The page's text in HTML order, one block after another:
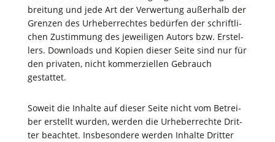
brei­tung und jede Art der Ver­wer­tung außer­halb der
Gren­zen des Urhe­ber­rech­tes bedür­fen der schrift­li­
chen Zustim­mung des jewei­li­gen Autors bzw. Erstel­
lers. Down­loads und Kopien die­ser Sei­te sind nur für
den pri­va­ten, nicht kom­mer­zi­el­len Gebrauch
gestattet.
Soweit die Inhal­te auf die­ser Sei­te nicht vom Betrei­
ber erstellt wur­den, wer­den die Urhe­ber­rech­te Drit­
ter beach­tet. Ins­be­son­de­re wer­den Inhal­te Drit­ter